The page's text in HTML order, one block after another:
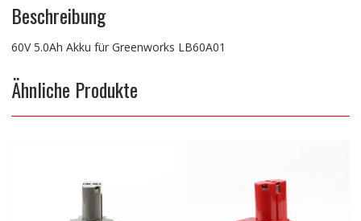
Beschreibung
60V 5.0Ah Akku für Greenworks LB60A01
Ähnliche Produkte